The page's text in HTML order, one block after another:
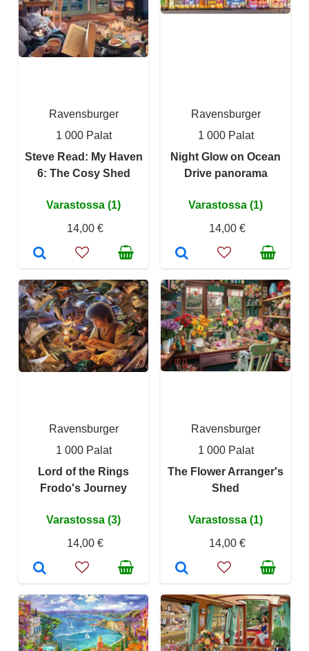
Ravensburger
1 000 Palat
Steve Read: My Haven
6: The Cosy Shed
Varastossa (1)
14,00 €
Ravensburger
1 000 Palat
Night Glow on Ocean
Drive panorama
Varastossa (1)
14,00 €
Ravensburger
1 000 Palat
Lord of the Rings
Frodo's Journey
Varastossa (3)
14,00 €
Ravensburger
1 000 Palat
The Flower Arranger's
Shed
Varastossa (1)
14,00 €